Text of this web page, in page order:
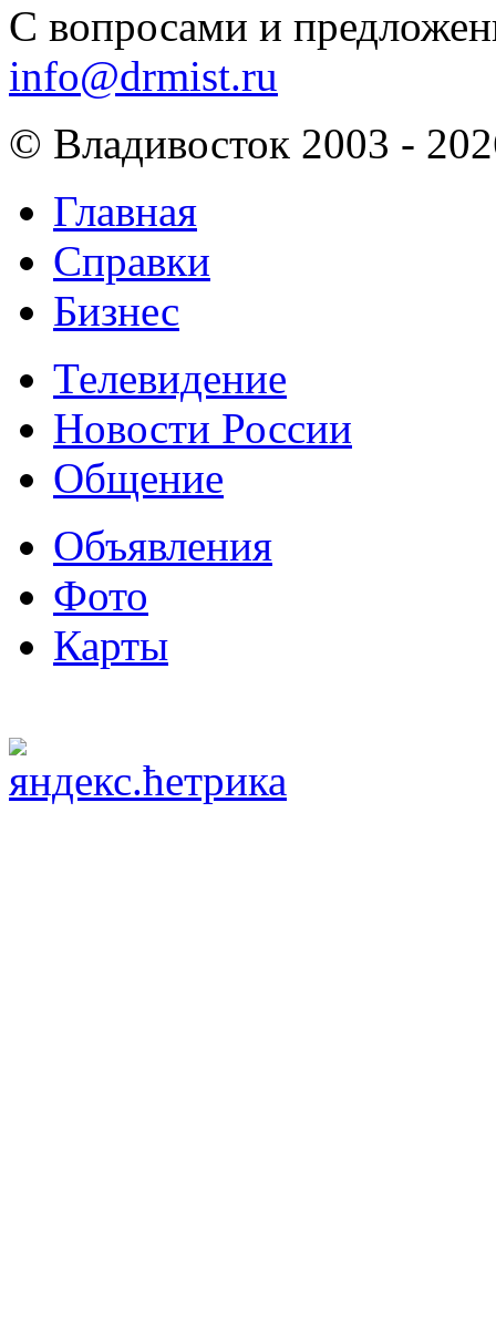
С вопросами и
info@drmist.ru
© Владивосток 2003 -
Главная
Справки
Бизнес
Телевидение
Новости России
Общение
Объявления
Фото
Карты